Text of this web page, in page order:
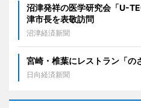
沼津発祥の医学研究会「U-
津市長を表敬訪問
沼津経済新聞
宮崎・椎葉にレストラン「
日向経済新聞